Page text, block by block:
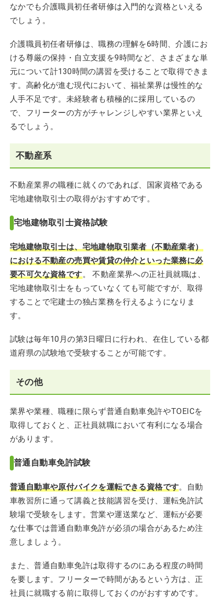
なかでも介護職員初任者研修は入門的な資格といえる
でしょう。
介護職員初任者研修は、職務の理解を6時間、介護にお
ける尊厳の保持・自立支援を9時間など、さまざまな単
元について計130時間の講習を受けることで取得できま
す。高齢化が進む現代において、福祉業界は慢性的な
人手不足です。未経験者も積極的に採用しているの
で、フリーターの方がチャレンジしやすい業界といえ
るでしょう。
不動産系
不動産業界の職種に就くのであれば、国家資格である
宅地建物取引士の取得がおすすめです。
宅地建物取引士資格試験
宅地建物取引士は、宅地建物取引業者（不動産業者）
における不動産の売買や賃貸の仲介といった業務に必
要不可欠な資格です。 不動産業界への正社員就職は、
宅地建物取引士をもっていなくても可能ですが、取得
することで宅建士の独占業務を行えるようになりま
す。
試験は毎年10月の第3日曜日に行われ、在住している都
道府県の試験地で受験することが可能です。
その他
業界や業種、職種に限らず普通自動車免許やTOEICを
取得しておくと、正社員就職において有利になる場合
があります。
普通自動車免許試験
普通自動車や原付バイクを運転できる資格です。自動
車教習所に通って講義と技能講習を受け、運転免許試
験場で受験をします。営業や運送業など、運転が必要
な仕事では普通自動車免許が必須の場合があるため注
意しましょう。
また、普通自動車免許は取得するのにある程度の時間
を要します。フリーターで時間があるという方は、正
社員に就職する前に取得しておくのがおすすめです。